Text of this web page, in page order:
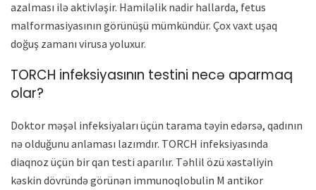
azalması ilə aktivləşir. Hamiləlik nadir hallarda, fetus
malformasiyasının görünüşü mümkündür. Çox vaxt uşaq
doğuş zamanı virusa yoluxur.
TORCH infeksiyasının testini necə aparmaq
olar?
Doktor məşəl infeksiyaları üçün tarama təyin edərsə, qadının
nə olduğunu anlaması lazımdır. TORCH infeksiyasında
diaqnoz üçün bir qan testi aparılır. Təhlil özü xəstəliyin
kəskin dövründə görünən immunoqlobulin M antikor